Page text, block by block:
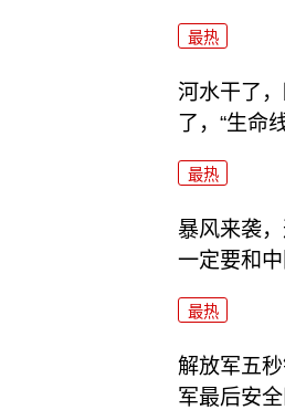
最热
河水干了
了，“生命
最热
暴风来袭
一定要和
最热
解放军五
军最后安